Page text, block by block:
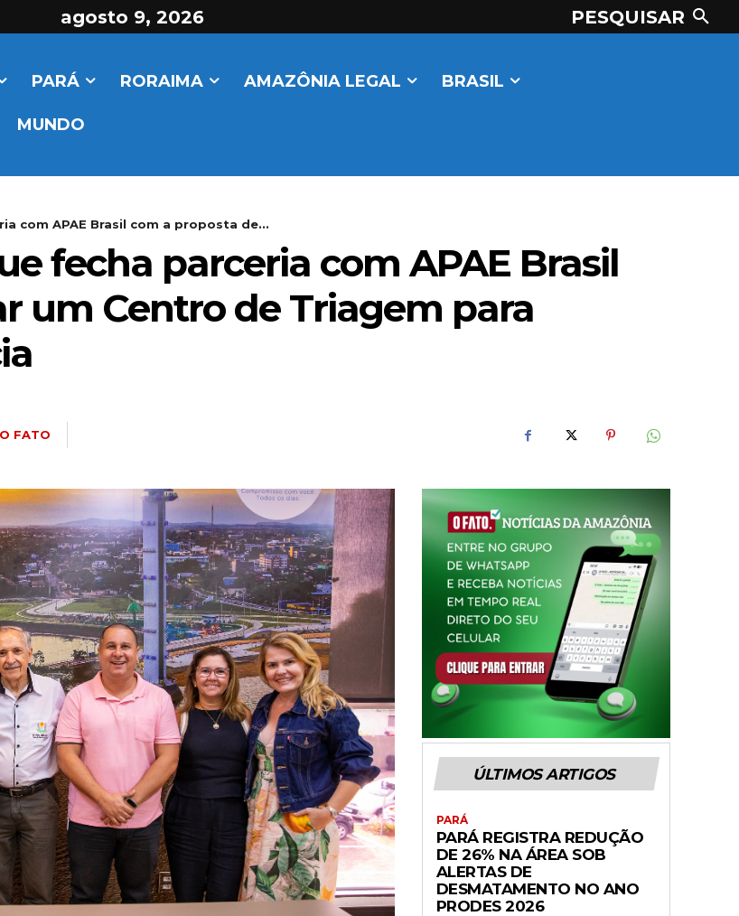
agosto 9, 2026 PESQUISAR
PARÁ RORAIMA AMAZÔNIA LEGAL BRASIL
MUNDO
com APAE Brasil com a proposta de...
fecha parceria com APAE Brasil
um Centro de Triagem para
FATO
ÚLTIMOS ARTIGOS
PARÁ
PARÁ REGISTRA REDUÇÃO
DE 26% NA ÁREA SOB
ALERTAS DE
DESMATAMENTO NO ANO
PRODES 2026